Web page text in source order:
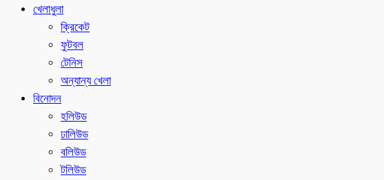
খেলাধুলা
ক্রিকেট
ফুটবল
টেনিস
অন্যান্য খেলা
বিনোদন
হলিউড
ঢালিউড
বলিউড
টলিউড